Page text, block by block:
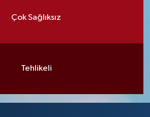
Çok Sağlıksız
Tehlikeli